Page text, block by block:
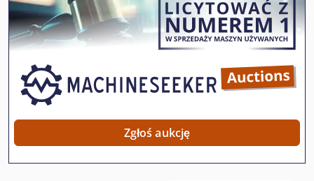
Frezarka Cnc Typ Łóżka
Frezarka Cnc Z Zmieniacz Narzędzi
Frezarka Do Aluminium
Frezarka Do Kantów
Frezarka Do Kół Zębatych
Zgłoś aukcję